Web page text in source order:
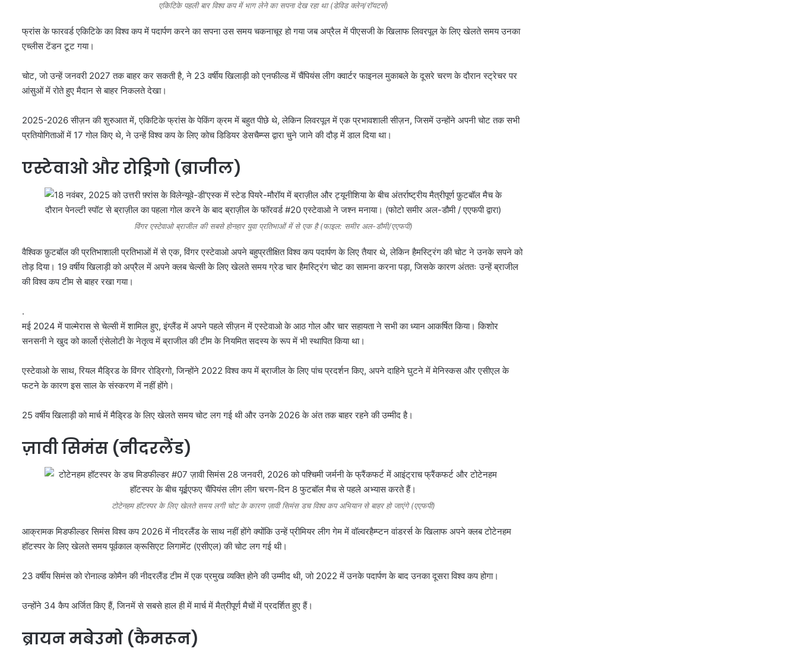
एकिटिके पहली बार विश्व कप में भाग लेने का सपना देख रहा था (डेविड क्लेन/रॉयटर्स)
फ्रांस के फारवर्ड एकिटिके का विश्व कप में पदार्पण करने का सपना उस समय चकनाचूर हो गया जब अप्रैल में पीएसजी के खिलाफ लिवरपूल के लिए खेलते समय उनका
एच्लीस टेंडन टूट गया।
चोट, जो उन्हें जनवरी 2027 तक बाहर कर सकती है, ने 23 वर्षीय खिलाड़ी को एनफील्ड में चैंपियंस लीग क्वार्टर फाइनल मुकाबले के दूसरे चरण के दौरान स्ट्रेचर पर
आंसुओं में रोते हुए मैदान से बाहर निकलते देखा।
2025-2026 सीज़न की शुरुआत में, एकिटिके फ्रांस के पेकिंग क्रम में बहुत पीछे थे, लेकिन लिवरपूल में एक प्रभावशाली सीज़न, जिसमें उन्होंने अपनी चोट तक सभी
प्रतियोगिताओं में 17 गोल किए थे, ने उन्हें विश्व कप के लिए कोच डिडियर डेसचैम्प्स द्वारा चुने जाने की दौड़ में डाल दिया था।
एस्टेवाओ और रोड्रिगो (ब्राजील)
विंगर एस्टेवाओ ब्राजील की सबसे होनहार युवा प्रतिभाओं में से एक है (फाइल: समीर अल-डौमी/एएफपी)
वैश्विक फ़ुटबॉल की प्रतिभाशाली प्रतिभाओं में से एक, विंगर एस्टेवाओ अपने बहुप्रतीक्षित विश्व कप पदार्पण के लिए तैयार थे, लेकिन हैमस्ट्रिंग की चोट ने उनके सपने को
तोड़ दिया। 19 वर्षीय खिलाड़ी को अप्रैल में अपने क्लब चेल्सी के लिए खेलते समय ग्रेड चार हैमस्ट्रिंग चोट का सामना करना पड़ा, जिसके कारण अंततः उन्हें ब्राजील
की विश्व कप टीम से बाहर रखा गया।
.
मई 2024 में पाल्मेरास से चेल्सी में शामिल हुए, इंग्लैंड में अपने पहले सीज़न में एस्टेवाओ के आठ गोल और चार सहायता ने सभी का ध्यान आकर्षित किया। किशोर
सनसनी ने खुद को कार्लो एंसेलोटी के नेतृत्व में ब्राजील की टीम के नियमित सदस्य के रूप में भी स्थापित किया था।
एस्टेवाओ के साथ, रियल मैड्रिड के विंगर रोड्रिगो, जिन्होंने 2022 विश्व कप में ब्राजील के लिए पांच प्रदर्शन किए, अपने दाहिने घुटने में मेनिस्कस और एसीएल के
फटने के कारण इस साल के संस्करण में नहीं होंगे।
25 वर्षीय खिलाड़ी को मार्च में मैड्रिड के लिए खेलते समय चोट लग गई थी और उनके 2026 के अंत तक बाहर रहने की उम्मीद है।
ज़ावी सिमंस (नीदरलैंड)
टोटेनहम हॉटस्पर के लिए खेलते समय लगी चोट के कारण ज़ावी सिमंस डच विश्व कप अभियान से बाहर हो जाएंगे (एएफपी)
आक्रामक मिडफील्डर सिमंस विश्व कप 2026 में नीदरलैंड के साथ नहीं होंगे क्योंकि उन्हें प्रीमियर लीग गेम में वॉल्वरहैम्प्टन वांडरर्स के खिलाफ अपने क्लब टोटेनहम
हॉटस्पर के लिए खेलते समय पूर्वकाल क्रूसिएट लिगामेंट (एसीएल) की चोट लग गई थी।
23 वर्षीय सिमंस को रोनाल्ड कोमैन की नीदरलैंड टीम में एक प्रमुख व्यक्ति होने की उम्मीद थी, जो 2022 में उनके पदार्पण के बाद उनका दूसरा विश्व कप होगा।
उन्होंने 34 कैप अर्जित किए हैं, जिनमें से सबसे हाल ही में मार्च में मैत्रीपूर्ण मैचों में प्रदर्शित हुए हैं।
ब्रायन मबेउमो (कैमरून)